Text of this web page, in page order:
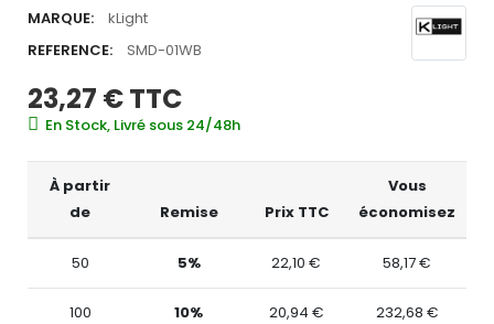
MARQUE:
kLight
REFERENCE:
SMD-01WB
23,27 €TTC
En Stock, Livré sous 24/48h
À partir
de
Remise Prix TTC
Vous
économisez
50 5% 22,10 € 58,17 €
100 10% 20,94 € 232,68 €